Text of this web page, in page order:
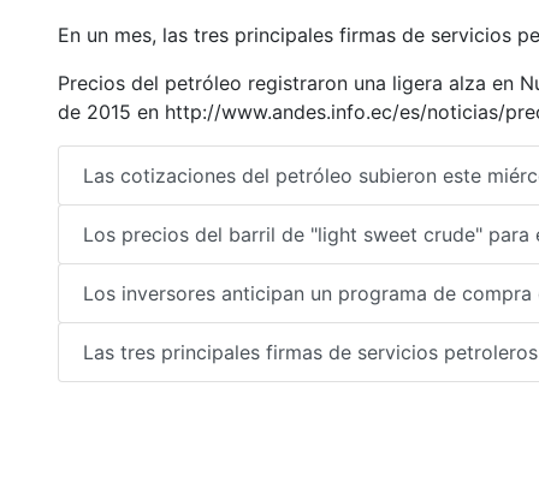
En un mes, las tres principales firmas de servicios
Precios del petróleo registraron una ligera alza en
de 2015 en http://www.andes.info.ec/es/noticias/
Las cotizaciones del petróleo subieron este
Los precios del barril de "light sweet crude" para
Los inversores anticipan un programa de
Las tres principales firmas de servicios